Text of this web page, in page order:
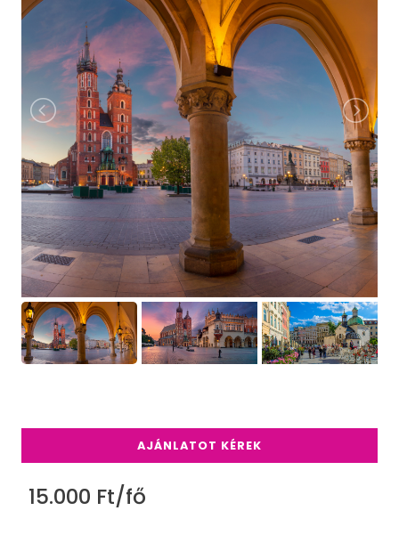
AJÁNLATOT KÉREK
15.000 Ft/fő